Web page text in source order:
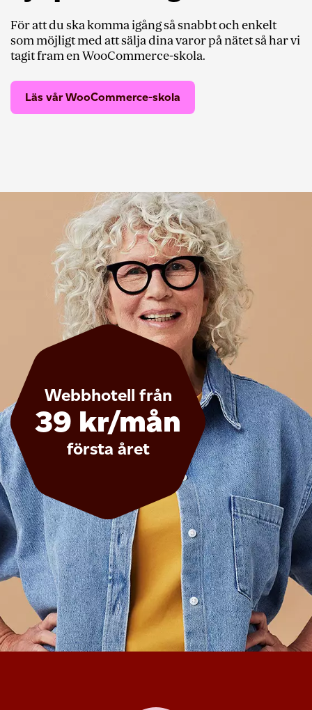
För att du ska komma igång så snabbt och enkelt
som möjligt med att sälja dina varor på nätet så har vi
tagit fram en WooCommerce-skola.
Läs vår WooCommerce-skola
Webbhotell från
39 kr/mån
första året